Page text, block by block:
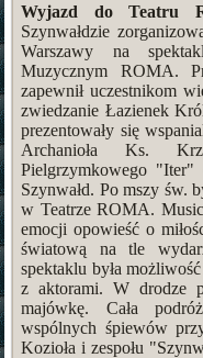
Wyjazd do Teatru
Szynwałdzie
Warszawy na
Muzycznym ROMA.
zapewnił uczestnikom
zwiedzanie Łazienek
prezentowały się
Archanioła Ks.
Pielgrzymkowego
Szynwałd. Po mszy św.
w Teatrze ROMA.
emocji opowieść o
światową na tle
spektaklu była
z aktorami. W drodze
majówkę. Cała
wspólnych śpiewów
Kozioła i zespołu